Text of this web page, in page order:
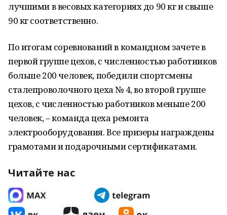
лучшими в весовых категориях до 90 кг и свыше
90 кг соответственно.
По итогам соревнований в командном зачете в
первой группе цехов, с численностью работников
больше 200 человек, победили спортсмены
сталепроволочного цеха № 4, во второй группе
цехов, с численностью работников меньше 200
человек, – команда цеха ремонта
электрооборудования. Все призеры награждены
грамотами и подарочными сертификатами.
Читайте нас